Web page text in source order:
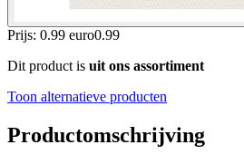
Prijs: 0.99 euro0.99
Dit product is uit ons assortiment
Toon alternatieve producten
Productomschrijving